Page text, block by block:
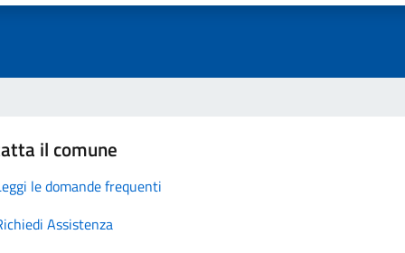
il comune
le domande frequenti
Assistenza